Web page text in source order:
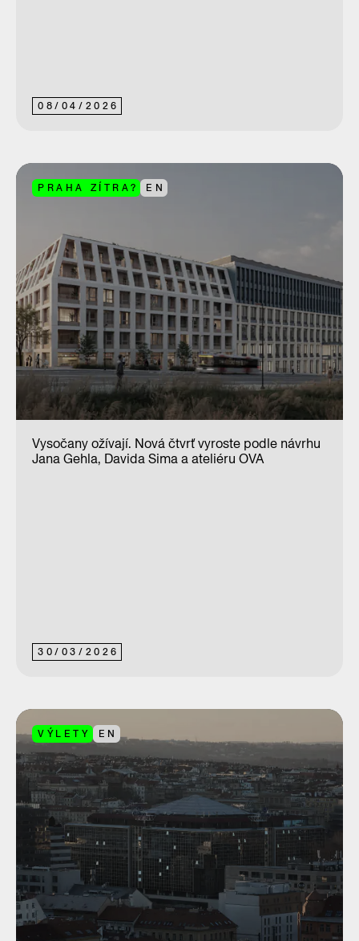
08/ 04/ 2026
PRAHA ZÍTRA? EN
30/ 03/ 2026
Vysočany ožívají. Nová čtvrť vyroste podle návrhu
Jana Gehla, Davida Sima a ateliéru OVA
VÝLETY EN